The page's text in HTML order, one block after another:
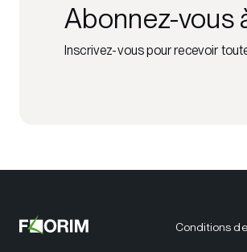
Abonnez-vous
Inscrivez-vous pour recevoir
Conditions